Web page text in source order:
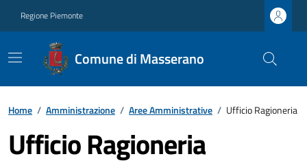
Regione Piemonte
Comune di Masserano
Home / Amministrazione / Aree Amministrative / Ufficio Ragioneria
Ufficio Ragioneria